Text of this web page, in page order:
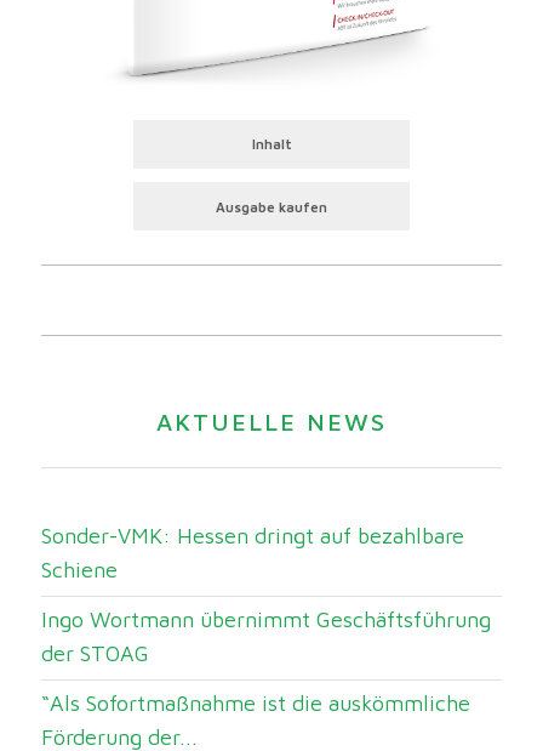
Inhalt
Ausgabe kaufen
AKTUELLE NEWS
Sonder-VMK: Hessen dringt auf bezahlbare
Schiene
Ingo Wortmann übernimmt Geschäftsführung
der STOAG
“Als Sofortmaßnahme ist die auskömmliche
Förderung der...